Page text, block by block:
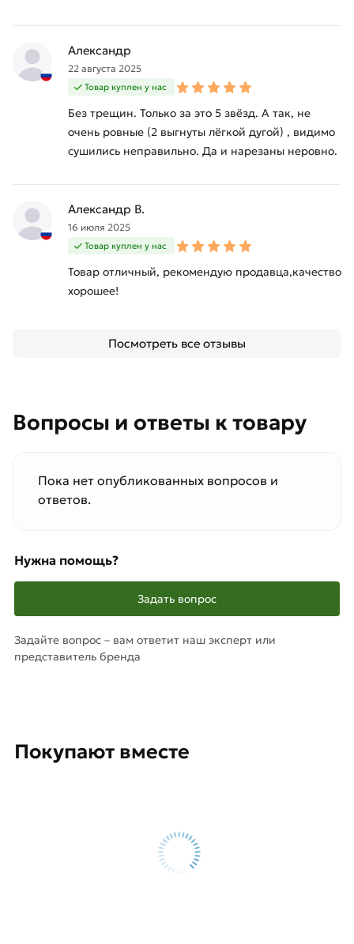
Александр
22 августа 2025
Товар куплен у нас
Без трещин. Только за это 5 звёзд. А так, не
очень ровные (2 выгнуты лёгкой дугой) , видимо
сушились неправильно. Да и нарезаны неровно.
Александр В.
16 июля 2025
Товар куплен у нас
Товар отличный, рекомендую продавца,качество
хорошее!
Посмотреть все отзывы
Вопросы и ответы к товару
Пока нет опубликованных вопросов и
ответов.
Нужна помощь?
Задать вопрос
Задайте вопрос – вам ответит наш эксперт или
представитель бренда
Покупают вместе